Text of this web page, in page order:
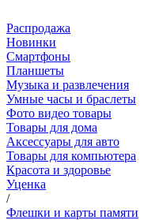
Распродажа
Новинки
Смартфоны
Планшеты
Музыка и развлечения
Умные часы и браслеты
Фото видео товары
Товары для дома
Аксессуары для авто
Товары для компьютера
Красота и здоровье
Уценка
/
Флешки и карты памяти